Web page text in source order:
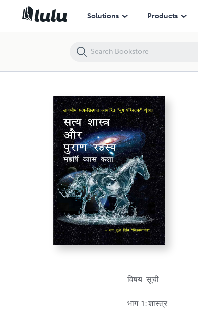
Solutions Products
विषय- सूची
भाग-1: शास्त्र
सत्य शास्त्र एवं पुराण रहस्य-महर्षि व्यास कला